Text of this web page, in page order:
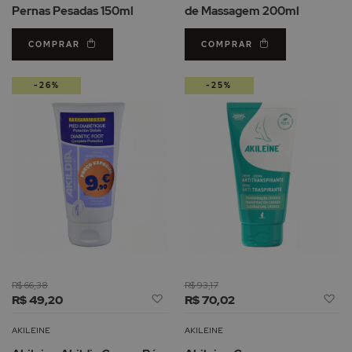
Pernas Pesadas 150ml
COMPRAR
de Massagem 200ml
COMPRAR
R$ 49,20
R$ 66,38
Adicionar
Lista
AKILEINE
-26%
R$ 70,02
R$ 93,17
AKILEINE
-25%